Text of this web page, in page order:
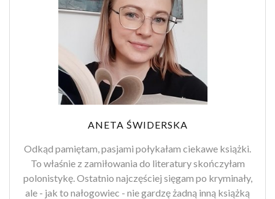
ANETA ŚWIDERSKA
Odkąd pamiętam, pasjami połykałam ciekawe książki.
To właśnie z zamiłowania do literatury skończyłam
polonistykę. Ostatnio najczęściej sięgam po kryminały,
ale - jak to nałogowiec - nie gardzę żadną inną książką